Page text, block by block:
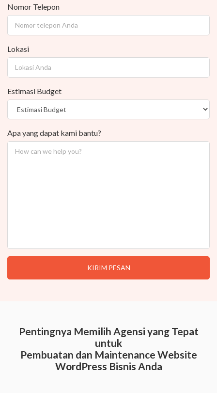
Nomor Telepon
Lokasi
Estimasi Budget
Apa yang dapat kami bantu?
Pentingnya Memilih Agensi yang Tepat
untuk
Pembuatan dan Maintenance Website
WordPress Bisnis Anda